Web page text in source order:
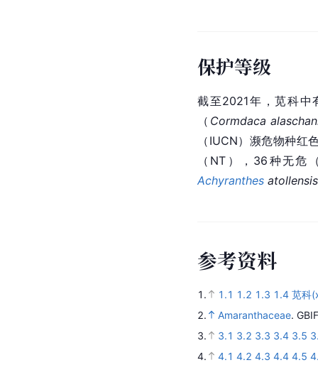
保护等级
截至2021年，苋科
（ Cormdaca
（IUCN）濒危物种
（NT），36种无危
Achyranthes atollensis
参考资料
1. 1.1 1.2 1.3 1.4 苋科
2.
Amaranthaceae.
3.
3.1 3.2 3.3 3.4 3.5
4.
4.1 4.2 4.3 4.4 4.5